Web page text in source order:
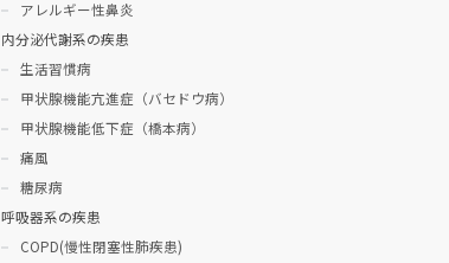
アレルギー性鼻炎
内分泌代謝系の疾患
生活習慣病
甲状腺機能亢進症（バセドウ病）
甲状腺機能低下症（橋本病）
痛風
糖尿病
呼吸器系の疾患
COPD(慢性閉塞性肺疾患)